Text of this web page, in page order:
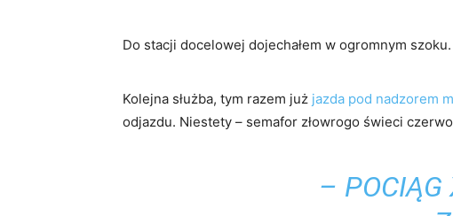
Do stacji docelowej dojechałem w ogromnym
Kolejna służba, tym razem już jazda pod nadzorem
odjazdu. Niestety – semafor złowrogo świeci
– POCIĄG